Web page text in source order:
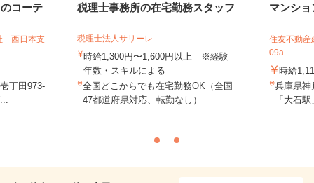
コーテ
西日本支
丁田973-
税理士事務所の在宅勤務スタッフ
税理士法人サリーレ
時給1,300円〜1,600円以上 ※経験
年数・スキルによる
全国どこからでも在宅勤務OK（全国
47都道府県対応、転勤なし）
マンシ
住友不動産
09a
時給
兵庫県神
「大石